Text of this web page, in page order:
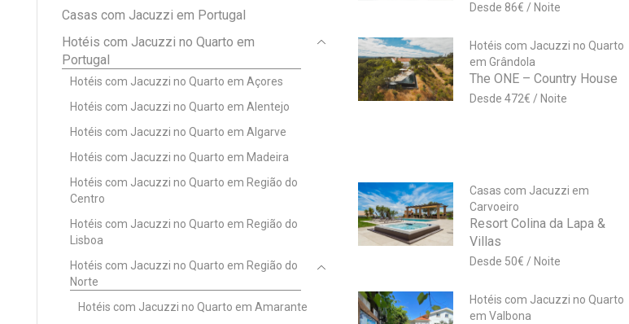
Casas com Jacuzzi em Portugal
Hotéis com Jacuzzi no Quarto em
Portugal
Hotéis com Jacuzzi no Quarto em Açores
Hotéis com Jacuzzi no Quarto em Alentejo
Hotéis com Jacuzzi no Quarto em Algarve
Hotéis com Jacuzzi no Quarto em Madeira
Hotéis com Jacuzzi no Quarto em Região do
Centro
Hotéis com Jacuzzi no Quarto em Região do
Lisboa
Hotéis com Jacuzzi no Quarto em Região do
Norte
Hotéis com Jacuzzi no Quarto em Amarante
86€
Hotéis com Jacuzzi no Quarto
em Grândola
The ONE – Country House
472€
Casas com Jacuzzi em
Carvoeiro
Resort Colina da Lapa &
Villas
50€
Hotéis com Jacuzzi no Quarto
em Valbona